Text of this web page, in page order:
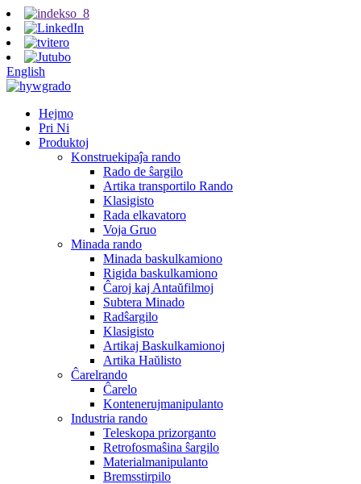
English
Hejmo
Pri Ni
Produktoj
Konstruekipaĵa rando
Rado de ŝargilo
Artika transportilo Rando
Klasigisto
Rada elkavatoro
Voja Gruo
Minada rando
Minada baskulkamiono
Rigida baskulkamiono
Ĉaroj kaj Antaŭfilmoj
Subtera Minado
Radŝargilo
Klasigisto
Artikaj Baskulkamionoj
Artika Haŭlisto
Ĉarelrando
Ĉarelo
Kontenerujmanipulanto
Industria rando
Teleskopa prizorganto
Retrofosmaŝina ŝargilo
Materialmanipulanto
Bremsstirpilo